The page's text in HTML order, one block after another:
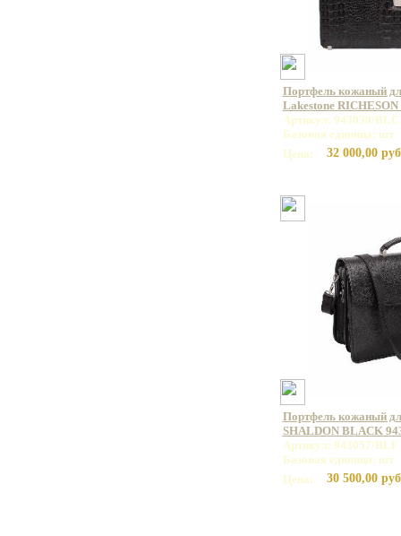
Портфель кожаный
Lakestone
Артикул: 943030/BLC
Базовая единица: шт
Цена:
32 000,00
Портфель кожаный
SHALDON BLACK
Артикул: 943057/BLF
Базовая единица: шт
Цена:
30 500,00